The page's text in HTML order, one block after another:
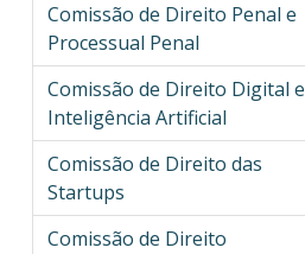
Comissão de Direito Penal e
Processual Penal
Comissão de Direito Digital e
Inteligência Artificial
Comissão de Direito das
Startups
Comissão de Direito